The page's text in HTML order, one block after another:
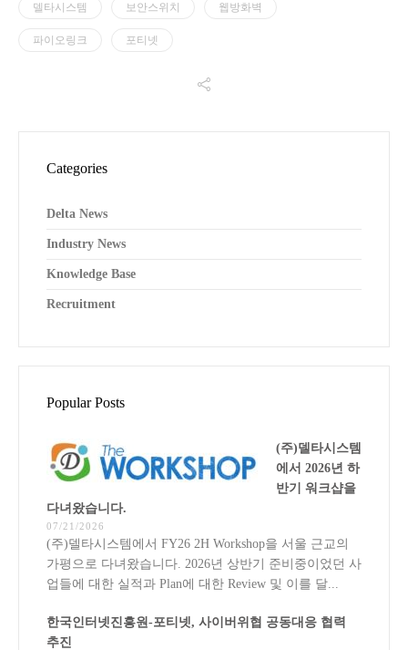
델타시스템 보안스위치 웹방화벽
파이오링크 포티넷
Categories
Delta News
Industry News
Knowledge Base
Recruitment
Popular Posts
(주)델타시스템
에서 2026년 하
반기 워크샵을
다녀왔습니다.
07/21/2026
(주)델타시스템에서 FY26 2H Workshop을 서울 근교의
가평으로 다녀왔습니다. 2026년 상반기 준비중이었던 사
업들에 대한 실적과 Plan에 대한 Review 및 이를 달...
한국인터넷진흥원-포티넷, 사이버위협 공동대응 협력
추진